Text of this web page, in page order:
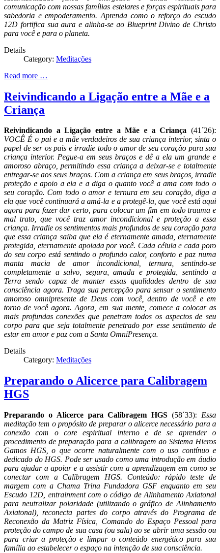
comunicação com nossas famílias estelares e forças espirituais para
sabedoria e empoderamento. Aprenda como o reforço do escudo
12D fortifica sua aura e alinha-se ao Blueprint Divino de Christo
para você e para o planeta.
Details
Category: Meditações
Read more …
Reivindicando a Ligação entre a Mãe e a
Criança
Reivindicando a Ligação entre a Mãe e a Criança (41´26):
VOCÊ É o pai e a mãe verdadeiros de sua criança interior, sinta o
papel de ser os pais e irradie todo o amor de seu coração para sua
criança interior. Pegue-a em seus braços e dê a ela um grande e
amoroso abraço, permitindo essa criança a deixar-se e totalmente
entregar-se aos seus braços. Com a criança em seus braços, irradie
proteção e apoio a ela e a diga o quanto você a ama com todo o
seu coração. Com todo o amor e ternura em seu coração, diga a
ela que você continuará a amá-la e a protegê-la, que você está aqui
agora para fazer dar certo, para colocar um fim em todo trauma e
mal trato, que você traz amor incondicional e proteção a essa
criança. Irradie os sentimentos mais profundos de seu coração para
que essa criança saiba que ela é eternamente amada, eternamente
protegida, eternamente apoiada por você. Cada célula e cada poro
do seu corpo está sentindo o profundo calor, conforto e paz numa
manta macia de amor incondicional, ternura, sentindo-se
completamente a salvo, segura, amada e protegida, sentindo a
Terra sendo capaz de manter essas qualidades dentro de sua
consciência agora. Traga sua percepção para sensar o sentimento
amoroso omnipresente de Deus com você, dentro de você e em
torno de você agora. Agora, em sua mente, comece a colocar as
mais profundas conexões que penetram todos os aspectos de seu
corpo para que seja totalmente penetrado por esse sentimento de
estar em amor e paz com a Santa OmniPresença.
Details
Category: Meditações
Preparando o Alicerce para Calibragem
HGS
Preparando o Alicerce para Calibragem HGS (58´33): Essa
meditação tem o propósito de preparar o alicerce necessário para a
conexão com o core espiritual interno e de se aprender o
procedimento de preparação para a calibragem ao Sistema Hieros
Gamos HGS, o que ocorre naturalmente com o uso contínuo e
dedicado do HGS. Pode ser usado como uma introdução em áudio
para ajudar a apoiar e a assistir com a aprendizagem em como se
conectar com a Calibragem HGS. Conteúdo: rápido teste de
margem com a Chama Trina Fundadora GSF enquanto em seu
Escudo 12D, entrainment com o código de Alinhamento Axiatonal
para neutralizar polaridade (utilizando o gráfico de Alinhamento
Axiatonal), reconecta partes do corpo através do Programa de
Reconexão da Matriz Física, Comando do Espaço Pessoal para
proteção do campo de sua casa (ou sala) ao se abrir uma sessão ou
para criar a proteção e limpar o conteúdo energético para sua
família ao estabelecer o espaço na intenção de sua consciência.